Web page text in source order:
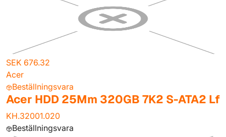
SEK 676.32
Acer
Beställningsvara
Acer HDD 25Mm 320GB 7K2 S-ATA2 Lf
KH.32001.020
Beställningsvara